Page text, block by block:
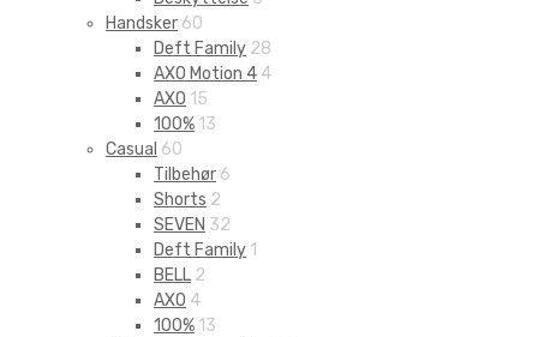
Handsker 60
Deft Family 28
AXO Motion 4 4
AXO 15
100% 13
Casual 60
Tilbehør 6
Shorts 2
SEVEN 32
Deft Family 1
BELL 2
AXO 4
100% 13